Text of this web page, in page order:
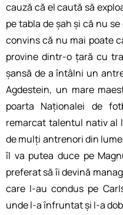
cauză că el caută să
pe tabla de șah și că nu
convins că nu mai poate
provine dintr-o țară cu
șansă de a întâlni un
Agdestein, un mare
poarta Naționalei de
remarcat talentul nativ al
de mulți antrenori din
îl va putea duce pe
preferat să îi devină
care l-au condus pe
unde l-a înfruntat și l-a